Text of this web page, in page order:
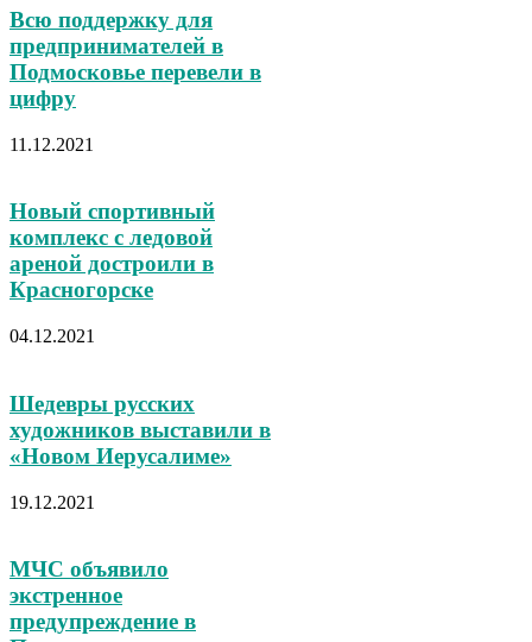
Всю поддержку для
предпринимателей в
Подмосковье перевели в
цифру
11.12.2021
Новый спортивный
комплекс с ледовой
ареной достроили в
Красногорске
04.12.2021
Шедевры русских
художников выставили в
«Новом Иерусалиме»
19.12.2021
МЧС объявило
экстренное
предупреждение в